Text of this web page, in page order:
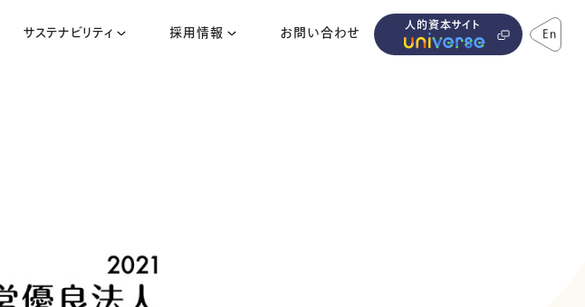
サステナビリティ 採用情報 お問い合わせ 人的資本サイト En